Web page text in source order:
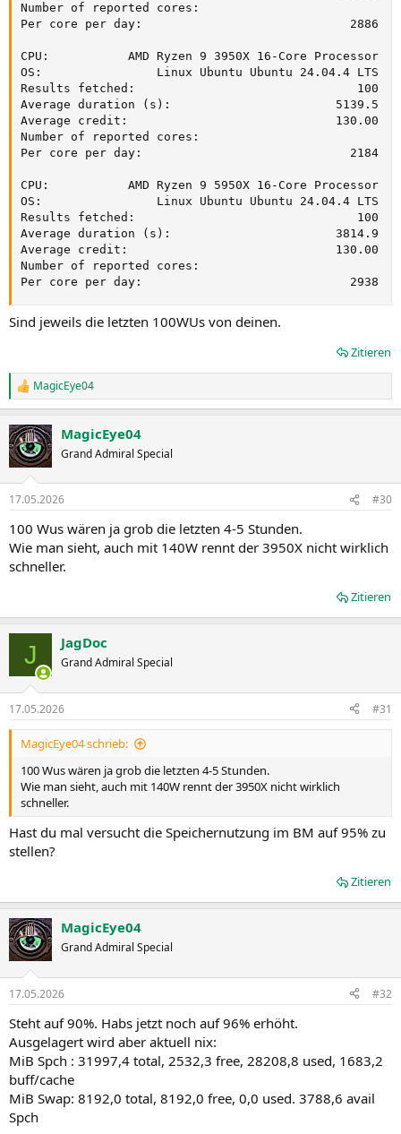
Number of reported cores:
Per core per day:                             2886
CPU:           AMD Ryzen 9 3950X 16-Core Processor
OS:                Linux Ubuntu Ubuntu 24.04.4 LTS
Results fetched:                               100
Average duration (s):                       5139.5
Average credit:                             130.00
Number of reported cores:
Per core per day:                             2184
CPU:           AMD Ryzen 9 5950X 16-Core Processor
OS:                Linux Ubuntu Ubuntu 24.04.4 LTS
Results fetched:                               100
Average duration (s):                       3814.9
Average credit:                             130.00
Number of reported cores:
Per core per day:                             2938
Sind jeweils die letzten 100WUs von deinen.
Zitieren
R
e
k
t
i
e
:
MagicEye04
MagicEye04
Grand Admiral Special
17.05.2026 #30
100 Wus wären ja grob die letzten 4-5 Stunden.
Wie man sieht, auch mit 140W rennt der 3950X nicht wirklich
schneller.
Zitieren
J JagDoc
Grand Admiral Special
17.05.2026 #31
MagicEye04 schrieb:
100 Wus wären ja grob die letzten 4-5 Stunden.
Wie man sieht, auch mit 140W rennt der 3950X nicht wirklich
schneller.
Hast du mal versucht die Speichernutzung im BM auf 95% zu
stellen?
Zitieren
MagicEye04
Grand Admiral Special
17.05.2026 #32
Steht auf 90%. Habs jetzt noch auf 96% erhöht.
Ausgelagert wird aber aktuell nix:
MiB Spch : 31997,4 total, 2532,3 free, 28208,8 used, 1683,2
buff/cache
MiB Swap: 8192,0 total, 8192,0 free, 0,0 used. 3788,6 avail
Spch